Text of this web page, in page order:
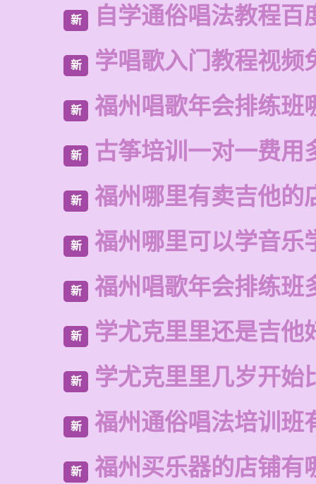
新 自学通俗唱法教程百
新 学唱歌入门教程视频
新 福州唱歌年会排练班
新 古筝培训一对一费用
新 福州哪里有卖吉他的
新 福州哪里可以学音乐
新 福州唱歌年会排练班
新 学尤克里里还是吉他
新 学尤克里里几岁开始
新 福州通俗唱法培训班
新 福州买乐器的店铺有